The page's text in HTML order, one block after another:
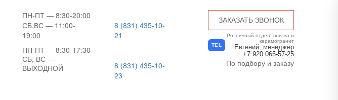
ПН-ПТ — 8:30-20:00
СБ,ВС — 11:00-
19:00
ПН-ПТ — 8:30-17:30
СБ, ВС —
ВЫХОДНОЙ
8 (831) 435-10-
21
8 (831) 435-10-
23
ЗАКАЗАТЬ ЗВОНОК
TEL
Розничный отдел: плитка и
керамогранит
Евгений, менеджер
+7 920 065-57-25
По подбору и заказу